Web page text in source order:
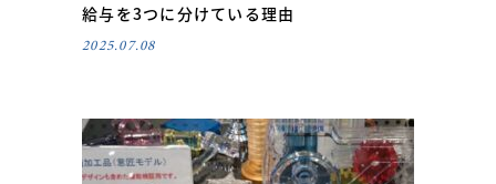
給与を3つに分けている理由
2025.07.08